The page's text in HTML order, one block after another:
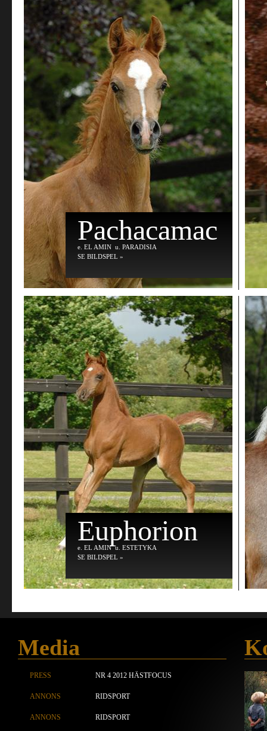
Pachacamac
e . EL AMIN u . PARADISIA
SE BILDSPEL »
Euphorion
e . EL AMINu . ESTETYKA
SE BILDSPEL »
Media
PRESS NR 4 2012 HÄSTFOCUS
ANNONS RIDSPORT
ANNONS RIDSPORT